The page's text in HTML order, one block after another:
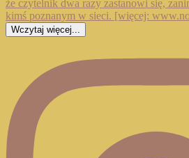
Wczytaj więcej...